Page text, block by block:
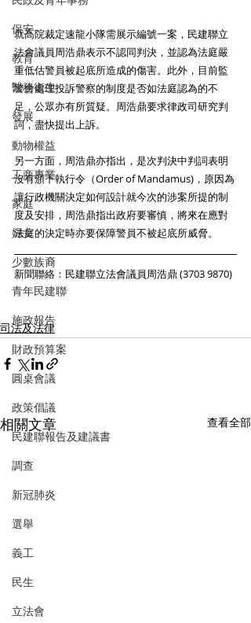
保安
教育
醫務衛生
發展
動物權益
工商專業
家庭
婦女
少數族裔
青年民建聯
施政報告
財政預算案
圓桌會議
政策倡議
民建聯報告及建議書
調查
新冠肺炎
選舉
義工
民生
立法會
就高院裁定速龍小隊需展示編號一案，民建聯立
法會議員周浩鼎表示不認同判決，並認為法庭嚴
重低估警員被起底所造成的傷害。此外，目前監
警會處理投訴警察的制度是否如法庭認為的不
足，公眾亦有所質疑。周浩鼎要求律政司研究判
詞，盡快提出上訴。
另一方面，周浩鼎亦指出，是次判決中判詞表明
沒有頒下執行令（Order of Mandamus)，原因為
讓行政機關決定如何設計就今次的涉案所提的制
度及安排，周浩鼎指出政府要審慎，將來在應對
法庭的決定時亦要保障警員不被起底所威脅。
新聞聯絡：民建聯立法會議員周浩鼎 (3703 9870)
司法及法律
相關文章 查看全部